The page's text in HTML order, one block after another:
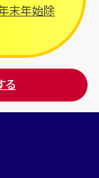
末年始除
る